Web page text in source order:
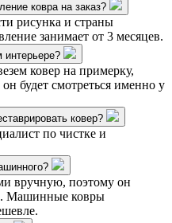
ковра на заказ?
рисунка и страны
занимает от 3 месяцев.
ковер на примерку,
будет смотреться именно у
ковер?
по чистке и
вручную, поэтому он
Машинные ковры